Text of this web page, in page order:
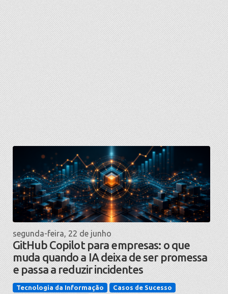
segunda-feira, 22 de junho
GitHub Copilot para empresas: o que
muda quando a IA deixa de ser promessa
e passa a reduzir incidentes
Tecnologia da Informação
Casos de Sucesso